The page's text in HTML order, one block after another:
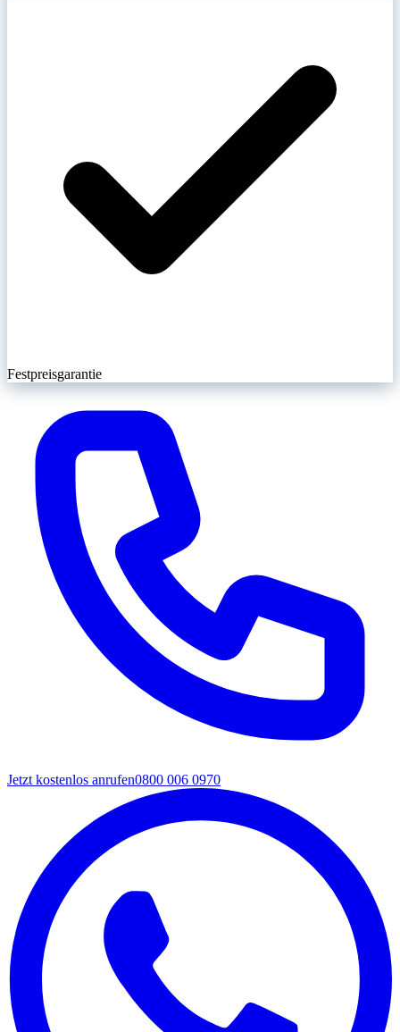
Festpreisgarantie
Jetzt kostenlos anrufen0800 006 0970